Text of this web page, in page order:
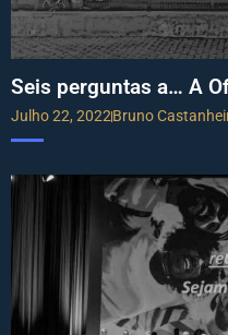
Seis perguntas a… A
Julho 22, 2022Bruno